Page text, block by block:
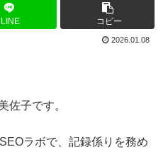
LINE コピー
2026.01.08
佐子です。
ラボで、記録係りを務め